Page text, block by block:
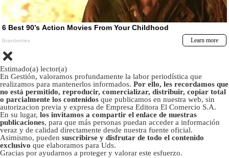
Estimado(a) lector(a)
En Gestión, valoramos profundamente la labor periodística que
realizamos para mantenerlos informados. Por ello, les recordamos que
no está permitido, reproducir, comercializar, distribuir, copiar total
o parcialmente los contenidos que publicamos en nuestra web, sin
autorizacion previa y expresa de Empresa Editora El Comercio S.A.
En su lugar, los invitamos a compartir el enlace de nuestras
publicaciones, para que más personas puedan acceder a información
veraz y de calidad directamente desde nuestra fuente oficial.
Asimismo, pueden suscribirse y disfrutar de todo el contenido
exclusivo que elaboramos para Uds.
Gracias por ayudarnos a proteger y valorar este esfuerzo.